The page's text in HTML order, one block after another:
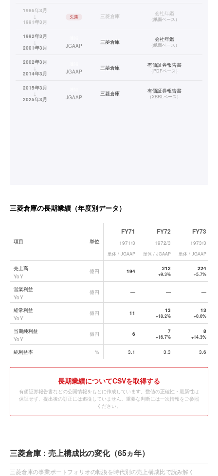
1986年3月
↓
1991年3月
欠落 三菱倉庫 会社年鑑
（紙面ベース）
1992年3月
↓
2001年3月
JGAAP
三菱倉庫 会社年鑑
（紙面ベース）
2002年3月
↓
2014年3月
JGAAP
三菱倉庫 有価証券報告書
（PDFベース）
2015年3月
↓
2025年3月
JGAAP
三菱倉庫 有価証券報告書
（XBRLベース）
三菱倉庫の長期業績（年度別データ）
三菱倉庫
項目 単位
FY71
1971/3
単体 / JGAAP
FY72
1972/3
単体 / JGAAP
FY73
1973/3
単体 / JGAAP
売上高
YoY
億円 194 212
+9.3%
224
+5.7%
営業利益
YoY
億円 — — —
経常利益
YoY
億円 11 13
+18.2%
13
+0.0%
当期純利益
YoY
億円 6 7
+16.7%
8
+14.3%
純利益率 % 3.1 3.3 3.6
長期業績についてCSVを取得する
有価証券報告書などの公開情報をもとに作成しています。数値の正確性・最新性は
保証せず、提出後の訂正には追従していません。重要な判断には一次情報をご参照
ください。
三菱倉庫：売上構成比の変化（65ヵ年）
三菱倉庫の事業ポートフォリオの転換を時代別の売上構成比で読み解く